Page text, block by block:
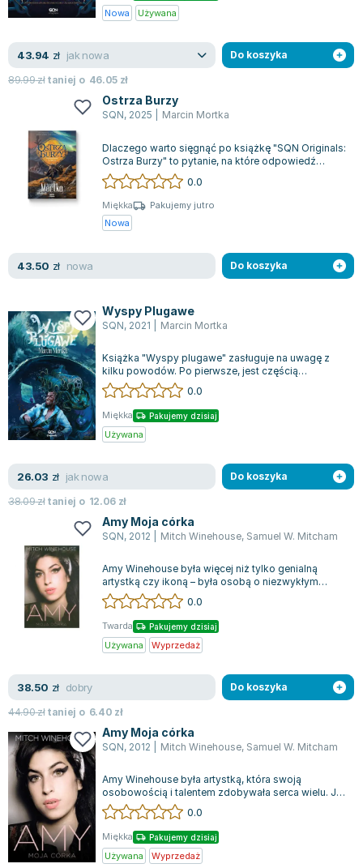
Nowa Używana
43.94 zł jak nowa
89.99złtaniej o 46.05 zł
Do koszyka
Ostrza Burzy
SQN, 2025 Marcin Mortka
Dlaczego warto sięgnąć po książkę "SQN Originals:
Ostrza Burzy" to pytanie, na które odpowiedź
znajdziemy w finale pełnym heroizmu...
0.0
Miękka
Pakujemy jutro
Nowa
43.50 zł nowa Do koszyka
Wyspy Plugawe
SQN, 2021 Marcin Mortka
Książka "Wyspy plugawe" zasługuje na uwagę z
kilku powodów. Po pierwsze, jest częścią
prestiżowej serii SQN Originals i stanowi ko...
0.0
Miękka Pakujemy dzisiaj
Używana
26.03 zł jak nowa
38.09złtaniej o 12.06 zł
Do koszyka
Amy Moja córka
SQN, 2012 Mitch Winehouse, Samuel W. Mitcham
Amy Winehouse była więcej niż tylko genialną
artystką czy ikoną – była osobą o niezwykłym
poczuciu humoru i wdzięku, której pragni...
0.0
Twarda Pakujemy dzisiaj
Używana Wyprzedaż
38.50 zł dobry
44.90złtaniej o 6.40 zł
Do koszyka
Amy Moja córka
SQN, 2012 Mitch Winehouse, Samuel W. Mitcham
Amy Winehouse była artystką, która swoją
osobowością i talentem zdobywała serca wielu. Jej
wyjątkowe poczucie humoru, urok i optym...
0.0
Miękka Pakujemy dzisiaj
Używana Wyprzedaż